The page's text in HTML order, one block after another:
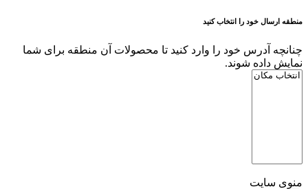
منطقه ارسال خود را انتخاب کنید
چنانچه آدرس خود را وارد کنید تا محصولات آن منطقه برای شما
نمایش داده شوند.
منوی سایت